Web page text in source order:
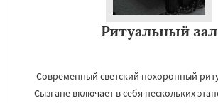
Ритуальный зал
Современный светский похоронный
Сызгане включает в себя нескольких